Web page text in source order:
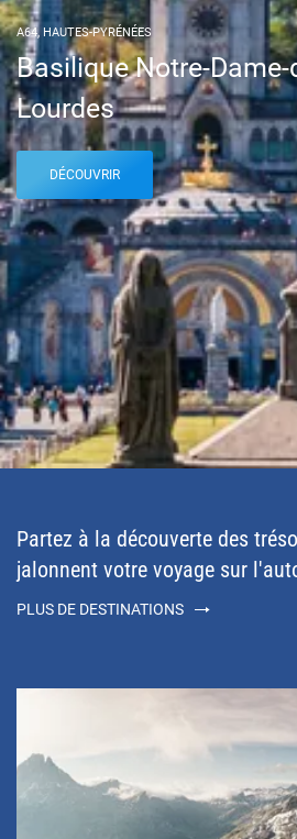
A64, HAUTES-PYRÉNÉES
Basilique Notre-Dame-
Lourdes
DÉCOUVRIR
Partez à la découverte des
jalonnent votre voyage sur
PLUS DE DESTINATIONS